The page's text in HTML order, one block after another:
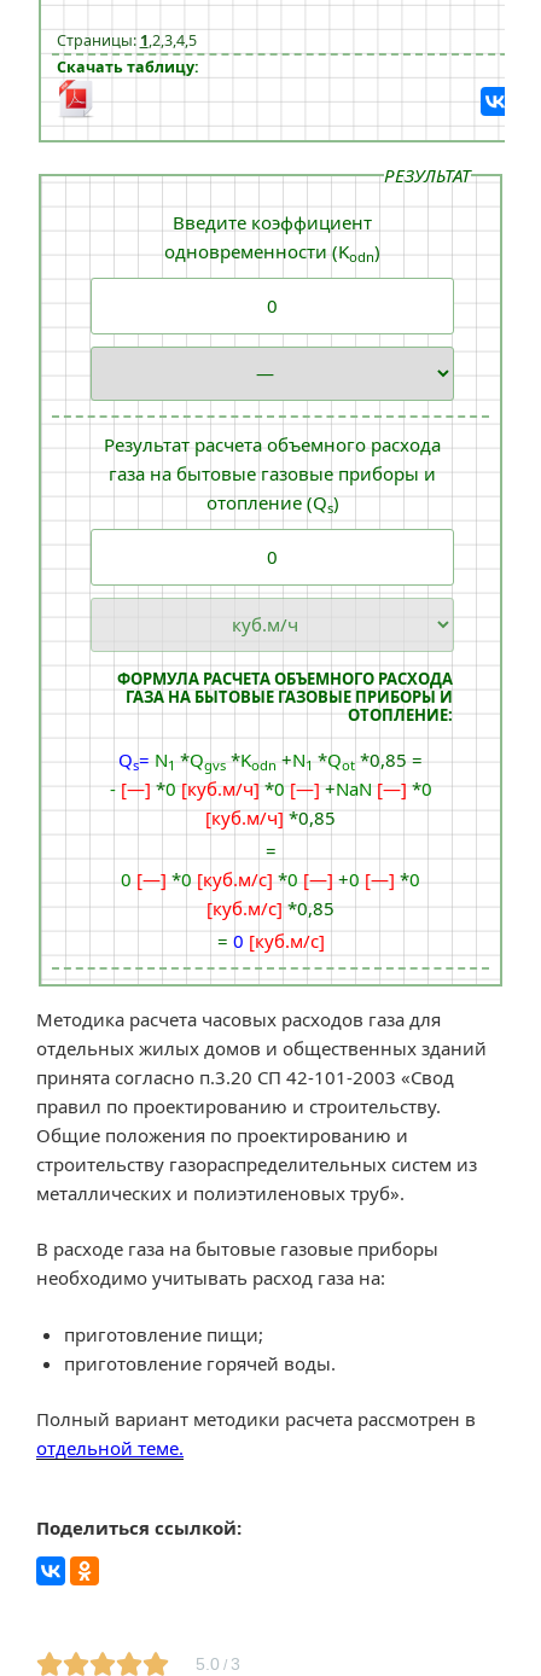
Страницы: 1,2,3,4,5
Скачать таблицу:
РЕЗУЛЬТАТ
Введите коэффициент
одновременности (Kodn)
Результат расчета объемного расхода
газа на бытовые газовые приборы и
отопление (Qs)
ФОРМУЛА РАСЧЕТА ОБЪЕМНОГО РАСХОДА
ГАЗА НА БЫТОВЫЕ ГАЗОВЫЕ ПРИБОРЫ И
ОТОПЛЕНИЕ:
Qs= N1 *Qgvs *Kodn +N1 *Qot *0,85 =
- [—] *0 [куб.м/ч] *0 [—] +NaN [—] *0
[куб.м/ч] *0,85
=
0 [—] *0 [куб.м/с] *0 [—] +0 [—] *0
[куб.м/с] *0,85
= 0 [куб.м/с]
Методика расчета часовых расходов газа для
отдельных жилых домов и общественных зданий
принята согласно п.3.20 СП 42-101-2003 «Свод
правил по проектированию и строительству.
Общие положения по проектированию и
строительству газораспределительных систем из
металлических и полиэтиленовых труб».
В расходе газа на бытовые газовые приборы
необходимо учитывать расход газа на:
приготовление пищи;
приготовление горячей воды.
Полный вариант методики расчета рассмотрен в
отдельной теме.
Поделиться ссылкой:
5.0 / 3